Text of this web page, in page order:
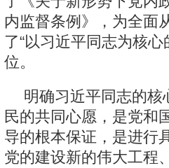
内监督条例》，为全面
了“以习近平同志为核
位。
明确习近平同志的
民的共同心愿，是党和
导的根本保证，是进行
党的建设新的伟大工程